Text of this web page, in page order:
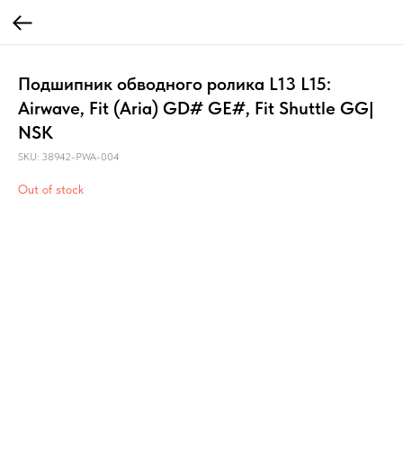
Подшипник обводного ролика L13 L15:
Airwave, Fit (Aria) GD# GE#, Fit Shuttle GG|
NSK
SKU: 38942-PWA-004
Out of stock